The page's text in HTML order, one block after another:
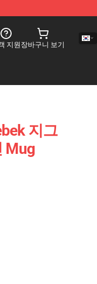
지원장바구니 보기
지그
Mug